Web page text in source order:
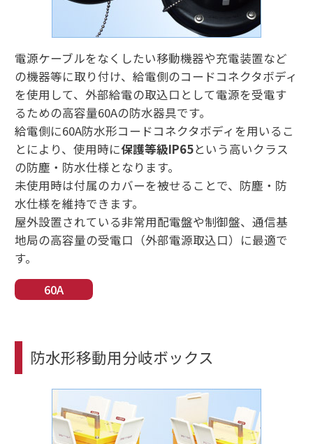
電源ケーブルをなくしたい移動機器や充電装置など
の機器等に取り付け、給電側のコードコネクタボディ
を使用して、外部給電の取込口として電源を受電す
るための高容量60Aの防水器具です。
給電側に60A防水形コードコネクタボディを用いるこ
とにより、使用時に保護等級IP65という高いクラス
の防塵・防水仕様となります。
未使用時は付属のカバーを被せることで、防塵・防
水仕様を維持できます。
屋外設置されている非常用配電盤や制御盤、通信基
地局の高容量の受電口（外部電源取込口）に最適で
す。
60A
防水形移動用分岐ボックス